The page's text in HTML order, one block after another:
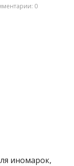
0
иномарок,